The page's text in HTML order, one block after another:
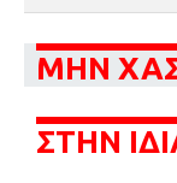
ΜΗΝ
ΣΤΗΝ